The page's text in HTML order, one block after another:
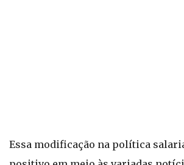
Essa modificação na política